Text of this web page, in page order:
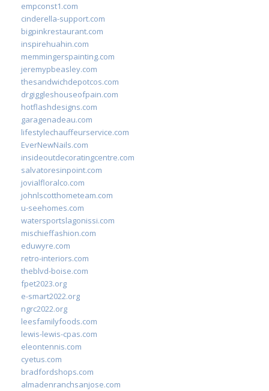
empconst1.com
cinderella-support.com
bigpinkrestaurant.com
inspirehuahin.com
memmingerspainting.com
jeremypbeasley.com
thesandwichdepotcos.com
drgiggleshouseofpain.com
hotflashdesigns.com
garagenadeau.com
lifestylechauffeurservice.com
EverNewNails.com
insideoutdecoratingcentre.com
salvatoresinpoint.com
jovialfloralco.com
johnlscotthometeam.com
u-seehomes.com
watersportslagonissi.com
mischieffashion.com
eduwyre.com
retro-interiors.com
theblvd-boise.com
fpet2023.org
e-smart2022.org
ngrc2022.org
leesfamilyfoods.com
lewis-lewis-cpas.com
eleontennis.com
cyetus.com
bradfordshops.com
almadenranchsanjose.com